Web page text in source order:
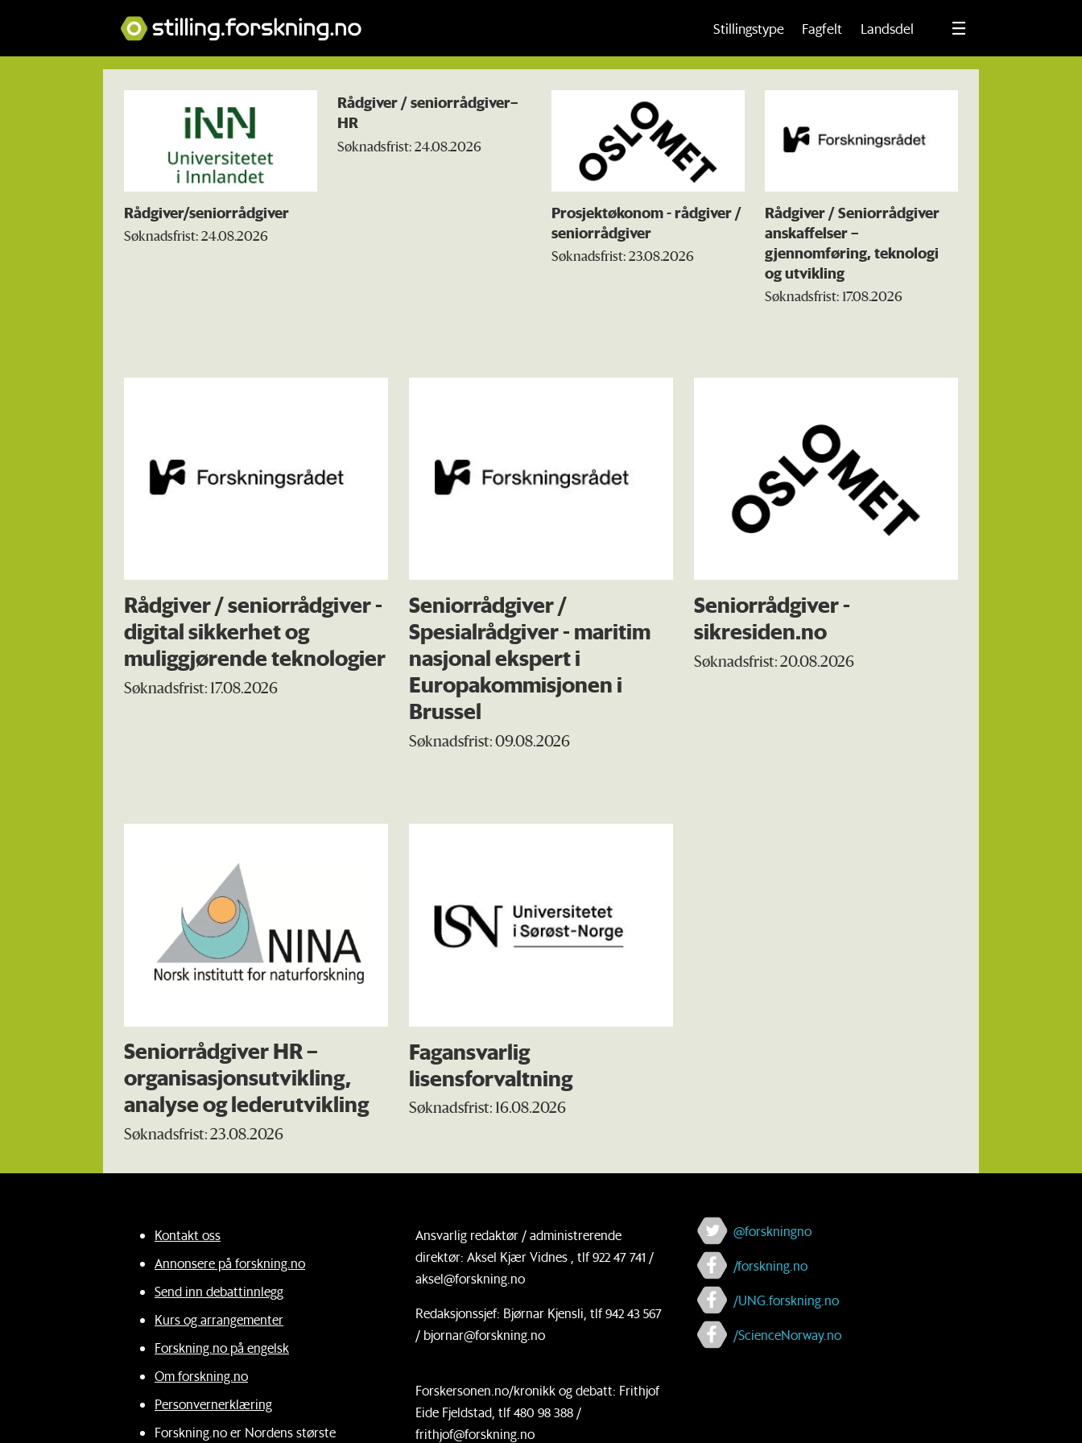
Stillingstype Fagfelt Landsdel
seniorrådgiver
Rådgiver/seniorrådgiver
Søknadsfrist: 24.08.2026
Rådgiver / seniorrådgiver–
HR
Søknadsfrist: 24.08.2026
Prosjektøkonom - rådgiver /
seniorrådgiver
Søknadsfrist: 23.08.2026
Rådgiver / Seniorrådgiver
anskaffelser –
gjennomføring, teknologi
og utvikling
Søknadsfrist: 17.08.2026
Rådgiver / seniorrådgiver -
digital sikkerhet og
muliggjørende teknologier
Søknadsfrist: 17.08.2026
Seniorrådgiver /
Spesialrådgiver - maritim
nasjonal ekspert i
Europakommisjonen i
Brussel
Søknadsfrist: 09.08.2026
Seniorrådgiver -
sikresiden.no
Søknadsfrist: 20.08.2026
Seniorrådgiver HR –
organisasjonsutvikling,
analyse og lederutvikling
Søknadsfrist: 23.08.2026
Fagansvarlig
lisensforvaltning
Søknadsfrist: 16.08.2026
Kontakt oss
Annonsere på forskning.no
Send inn debattinnlegg
Kurs og arrangementer
Forskning.no på engelsk
Om forskning.no
Personvernerklæring
Forskning.no er Nordens største
Ansvarlig redaktør / administrerende
direktør: Aksel Kjær Vidnes , tlf 922 47 741 /
aksel@forskning.no
Redaksjonssjef: Bjørnar Kjensli, tlf 942 43 567
/ bjornar@forskning.no
Forskersonen.no/kronikk og debatt: Frithjof
Eide Fjeldstad, tlf 480 98 388 /
frithjof@forskning.no
@forskningno
/forskning.no
/UNG.forskning.no
/ScienceNorway.no